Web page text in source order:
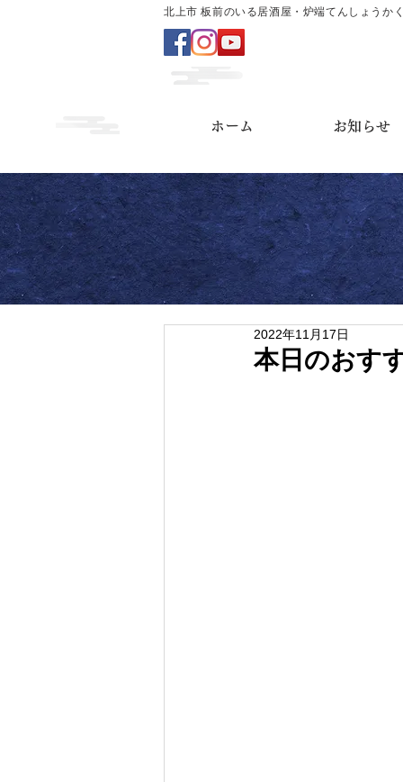
北上市 板前のいる居酒屋・炉端てんしょうか
ホーム お知らせ
本日のおす
2022年11月17日